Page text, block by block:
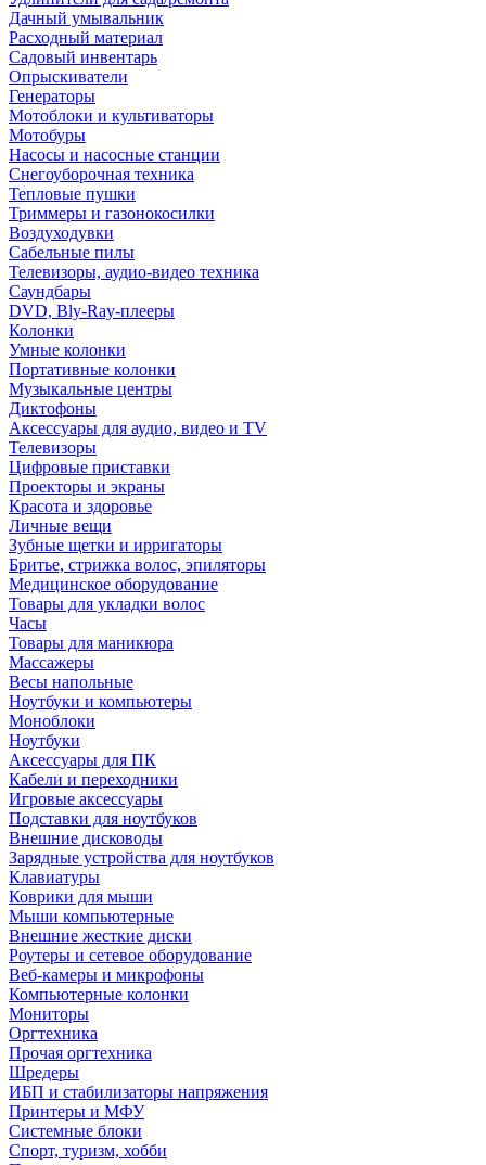
Дачный умывальник
Расходный материал
Садовый инвентарь
Опрыскиватели
Генераторы
Мотоблоки и культиваторы
Мотобуры
Насосы и насосные станции
Снегоуборочная техника
Тепловые пушки
Триммеры и газонокосилки
Воздуходувки
Сабельные пилы
Телевизоры, аудио-видео техника
Саундбары
DVD, Bly-Ray-плееры
Колонки
Умные колонки
Портативные колонки
Музыкальные центры
Диктофоны
Аксессуары для аудио, видео и TV
Телевизоры
Цифровые приставки
Проекторы и экраны
Красота и здоровье
Личные вещи
Зубные щетки и ирригаторы
Бритье, стрижка волос, эпиляторы
Медицинское оборудование
Товары для укладки волос
Часы
Товары для маникюра
Массажеры
Весы напольные
Ноутбуки и компьютеры
Моноблоки
Ноутбуки
Аксессуары для ПК
Кабели и переходники
Игровые аксессуары
Подставки для ноутбуков
Внешние дисководы
Зарядные устройства для ноутбуков
Клавиатуры
Коврики для мыши
Мыши компьютерные
Внешние жесткие диски
Роутеры и сетевое оборудование
Веб-камеры и микрофоны
Компьютерные колонки
Мониторы
Оргтехника
Прочая оргтехника
Шредеры
ИБП и стабилизаторы напряжения
Принтеры и МФУ
Системные блоки
Спорт, туризм, хобби